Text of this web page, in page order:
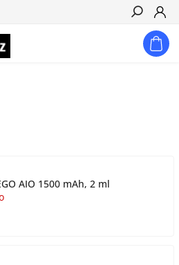
Hledat
AIO 1500 mAh, 2 ml